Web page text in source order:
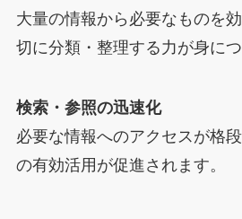
大量の情報から必要なものを
切に分類・整理する力が身につ
検索・参照の迅速化
必要な情報へのアクセスが格
の有効活用が促進されます。